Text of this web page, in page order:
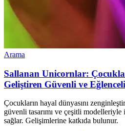
Arama
Sallanan Unicornlar:
Geliştiren Güvenli ve
Çocukların hayal dünyasını
güvenli tasarımı ve çeşitli modelleriyle
sağlar. Gelişimlerine katkıda bulunur.